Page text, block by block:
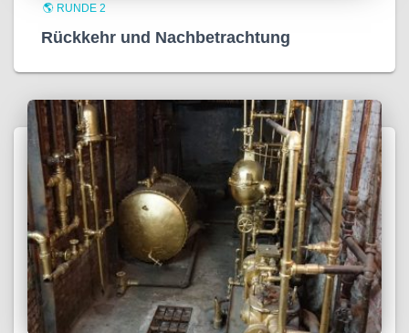
🌎 RUNDE 2
Rückkehr und Nachbetrachtung